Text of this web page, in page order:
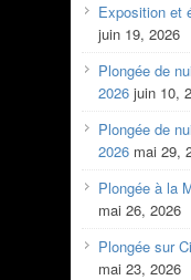
Exposition et
juin 19, 2026
Plongée de
2026 juin 10,
Plongée de
2026 mai 29,
Plongée à la
mai 26, 2026
Plongée sur
mai 23, 2026